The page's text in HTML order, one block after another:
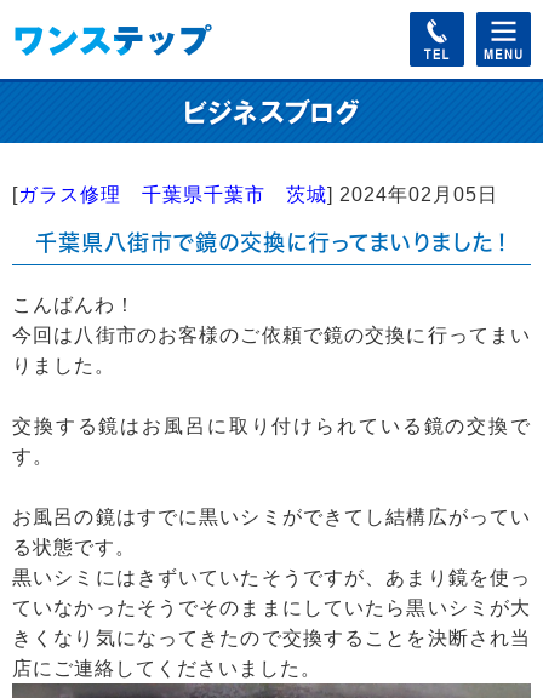
[ガラス修理 千葉県千葉市 茨城] 2024年02月05日
千葉県八街市で鏡の交換に行ってまいりました！
こんばんわ！
今回は八街市のお客様のご依頼で鏡の交換に行ってまい
りました。
交換する鏡はお風呂に取り付けられている鏡の交換で
す。
お風呂の鏡はすでに黒いシミができてし結構広がってい
る状態です。
黒いシミにはきずいていたそうですが、あまり鏡を使っ
ていなかったそうでそのままにしていたら黒いシミが大
きくなり気になってきたので交換することを決断され当
店にご連絡してくださいました。